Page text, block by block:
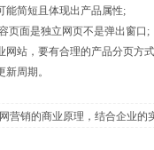
能简短且体现出产品属性;
页面是独立网页不是弹出窗口;
网站，要有合理的产品分页方
周期。
营销的商业原理，结合企业